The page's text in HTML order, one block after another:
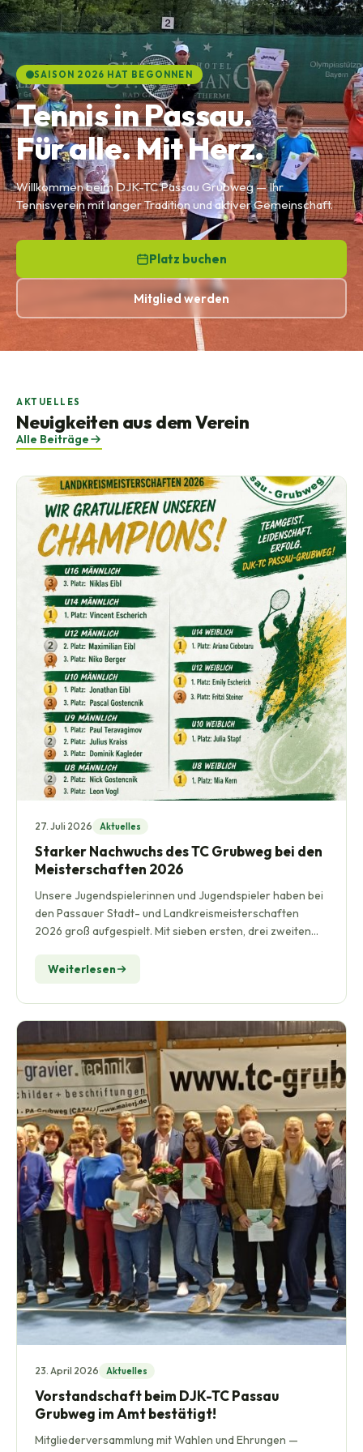
SAISON 2026 HAT BEGONNEN
Tennis in Passau.
Für alle. Mit Herz.
Willkommen beim DJK-TC Passau Grubweg — Ihr
Tennisverein mit langer Tradition und aktiver Gemeinschaft.
Platz buchen
Mitglied werden
AKTUELLES
Neuigkeiten aus dem Verein
Alle Beiträge
27. Juli 2026 Aktuelles
Starker Nachwuchs des TC Grubweg bei den
Meisterschaften 2026
Unsere Jugendspielerinnen und Jugendspieler haben bei
den Passauer Stadt- und Landkreismeisterschaften
2026 groß aufgespielt. Mit sieben ersten, drei zweiten
Weiterlesen
23. April 2026 Aktuelles
Vorstandschaft beim DJK-TC Passau
Grubweg im Amt bestätigt!
Mitgliederversammlung mit Wahlen und Ehrungen —